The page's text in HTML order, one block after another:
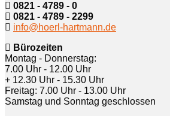
0821 - 4789 - 0
0821 - 4789 - 2299
info@hoerl-hartmann.de
Bürozeiten
Montag - Donnerstag:
7.00 Uhr - 12.00 Uhr
+ 12.30 Uhr - 15.30 Uhr
Freitag: 7.00 Uhr - 13.00 Uhr
Samstag und Sonntag geschlossen